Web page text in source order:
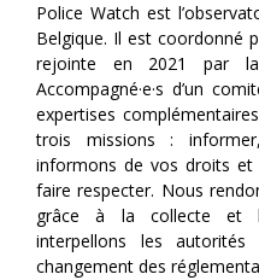
Police Watch est
Belgique. Il est coordonné
rejointe en 2021 par
Accompagné·e·s d’un
expertises
trois missions :
informons de vos droits et
faire respecter. Nous
grâce à la collecte et
interpellons les
changement des